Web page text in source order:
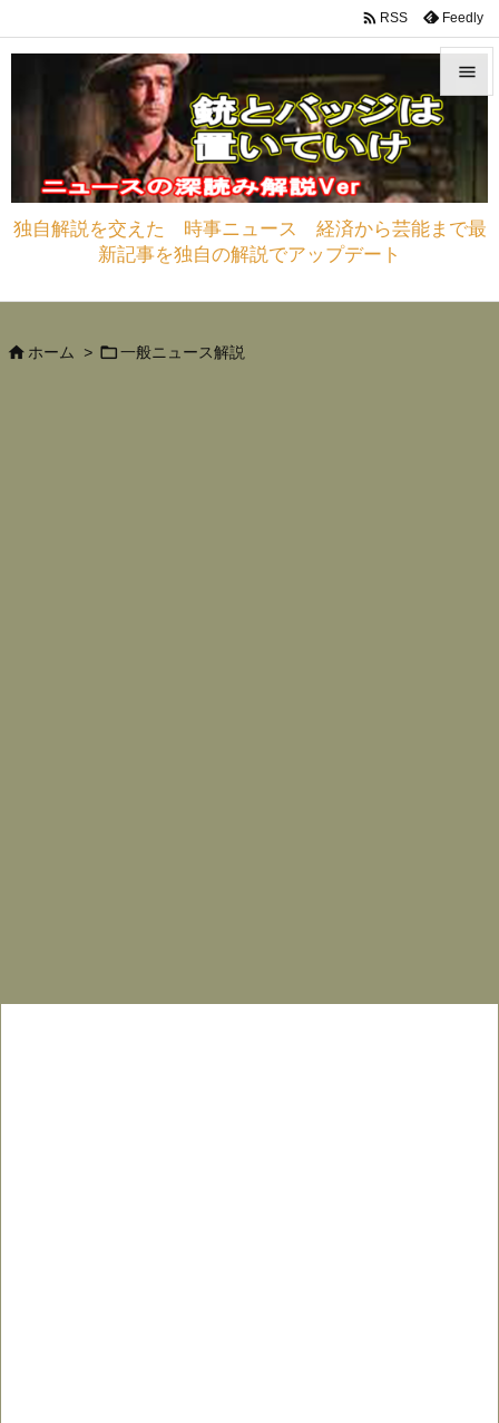
独自解説を交えた 時事ニュース 経済から芸能まで最
新記事を独自の解説でアップデート


サイド


 RSS Feedly
 ホーム >  一般ニュース解説